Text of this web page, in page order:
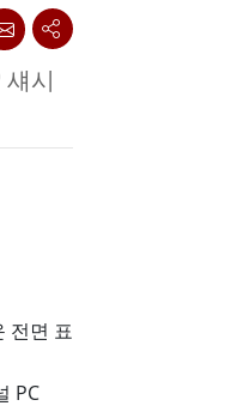
레이
시
전면 표
PC